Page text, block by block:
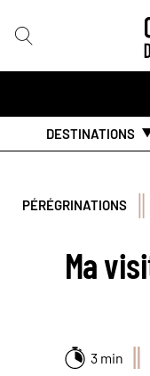
DESTINATIONS
PÉRÉGRINATIONS
Ma
3 min